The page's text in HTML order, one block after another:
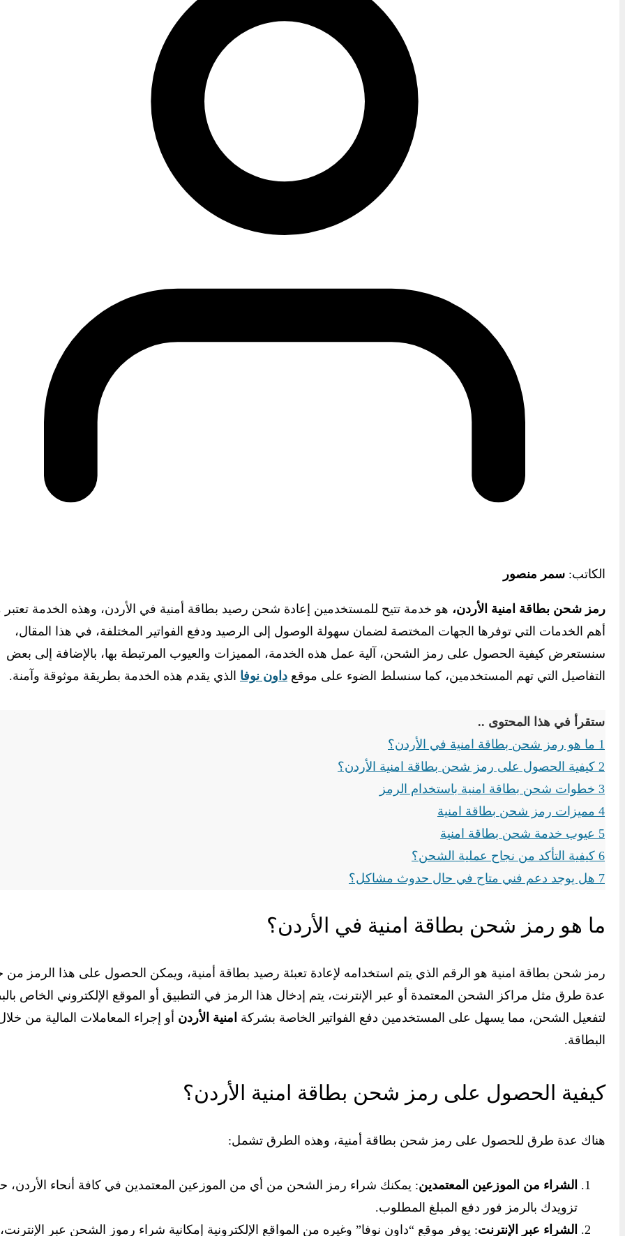
الكاتب: سمر منصور
رمز شحن بطاقة امنية الأردن، هو خدمة تتيح للمستخدمين إعادة شحن رصيد بطاقة أمنية في الأردن، وهذه الخدمة
أهم الخدمات التي توفرها الجهات المختصة لضمان سهولة الوصول إلى الرصيد ودفع الفواتير المختلفة، في هذا المقال،
سنستعرض كيفية الحصول على رمز الشحن، آلية عمل هذه الخدمة، المميزات والعيوب المرتبطة بها، بالإضافة إلى بعض
التفاصيل التي تهم المستخدمين، كما سنسلط الضوء على موقع داون نوفا الذي يقدم هذه الخدمة بطريقة موثوقة وآمنة.
ستقرأ في هذا المحتوى ..
1 ما هو رمز شحن بطاقة امنية في الأردن؟
2 كيفية الحصول على رمز شحن بطاقة امنية الأردن؟
3 خطوات شحن بطاقة امنية باستخدام الرمز
4 مميزات رمز شحن بطاقة امنية
5 عيوب خدمة شحن بطاقة امنية
6 كيفية التأكد من نجاح عملية الشحن؟
7 هل يوجد دعم فني متاح في حال حدوث مشاكل؟
ما هو رمز شحن بطاقة امنية في الأردن؟
رمز شحن بطاقة امنية هو الرقم الذي يتم استخدامه لإعادة تعبئة رصيد بطاقة أمنية، ويمكن الحصول على هذا الرمز من
عدة طرق مثل مراكز الشحن المعتمدة أو عبر الإنترنت، يتم إدخال هذا الرمز في التطبيق أو الموقع الإلكتروني الخاص
لتفعيل الشحن، مما يسهل على المستخدمين دفع الفواتير الخاصة بشركة امنية الأردن أو إجراء المعاملات المالية من
البطاقة.
كيفية الحصول على رمز شحن بطاقة امنية الأردن؟
هناك عدة طرق للحصول على رمز شحن بطاقة أمنية، وهذه الطرق تشمل:
الشراء من الموزعين المعتمدين: يمكنك شراء رمز الشحن من أي من الموزعين المعتمدين في كافة أنحاء الأردن،
تزويدك بالرمز فور دفع المبلغ المطلوب.
الشراء عبر الإنترنت: يوفر موقع “داون نوفا” وغيره من المواقع الإلكترونية إمكانية شراء رموز الشحن عبر الإنترنت،